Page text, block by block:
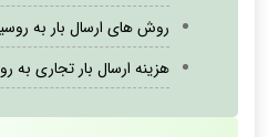
روش های ارسال بار به
هزینه ارسال بار تجاری به